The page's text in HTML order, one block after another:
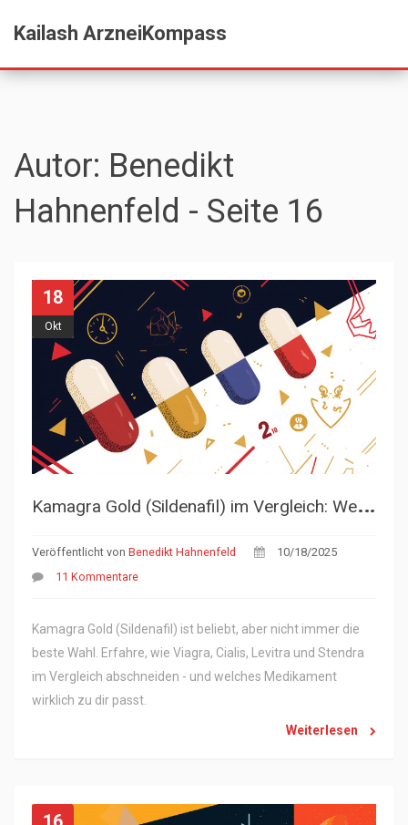
Kailash ArzneiKompass
Autor: Benedikt
Hahnenfeld - Seite 16
18
Okt
K
amagra Gold (Sildenafil) im Vergleich: Welche Alternativen funktionieren wirklich?
Veröffentlicht von Benedikt Hahnenfeld
10/18/2025
11 Kommentare
Kamagra Gold (Sildenafil) ist beliebt, aber nicht immer die
beste Wahl. Erfahre, wie Viagra, Cialis, Levitra und Stendra
im Vergleich abschneiden - und welches Medikament
wirklich zu dir passt.
Weiterlesen